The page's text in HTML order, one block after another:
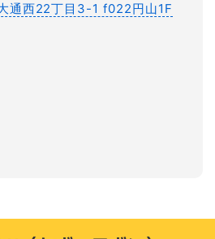
通西22丁目3-1 f022円山1F